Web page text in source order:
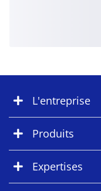
L'entreprise
Produits
Expertises